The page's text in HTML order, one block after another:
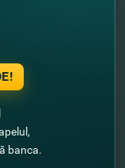
banca.